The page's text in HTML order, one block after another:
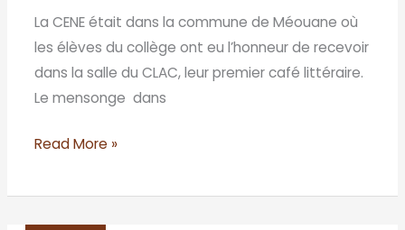
La CENE était dans la commune de Méouane où
les élèves du collège ont eu l’honneur de recevoir
dans la salle du CLAC, leur premier café littéraire.
Le mensonge dans
Read More »